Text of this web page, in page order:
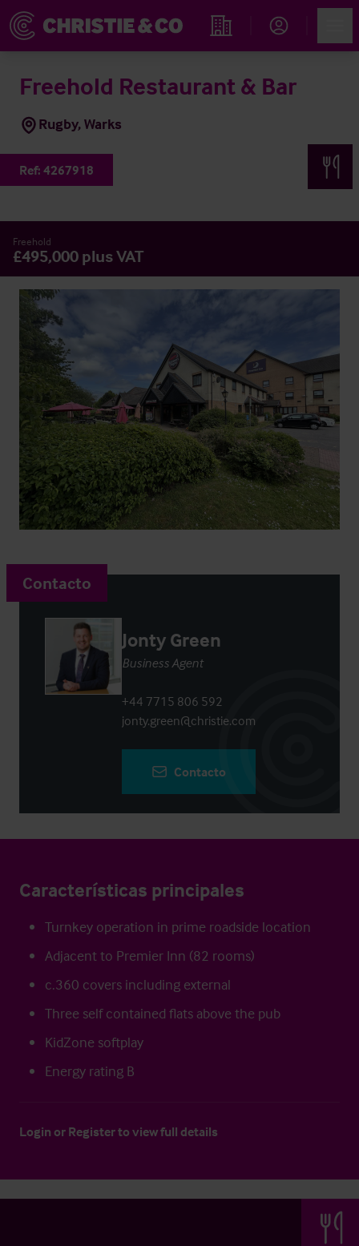
Propiedades
Freehold Restaurant & Bar
Rugby, Warks
Ref: 4267918
Freehold
£495,000 plus VAT
Contacto
Jonty Green
Business Agent
+44 7715 806 592
jonty.green@christie.com
Contacto
Características principales
Turnkey operation in prime roadside location
Adjacent to Premier Inn (82 rooms)
c.360 covers including external
Three self contained flats above the pub
KidZone softplay
Energy rating B
Login or Registerto view full details